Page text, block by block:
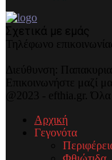
Σχετικά με εμάς
Τηλέφωνo
Διεύθυνση:
Επικοινωνήστε μαζί
@2023 - efthia.gr. Όλα
Αρχική
Γεγονότα